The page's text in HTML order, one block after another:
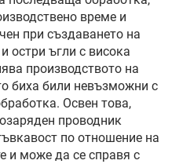
време и
при създаването на
остри ъгли с висока
производството на
биха били невъзможни с
Освен това,
проводник
по отношение на
и може да се справя с